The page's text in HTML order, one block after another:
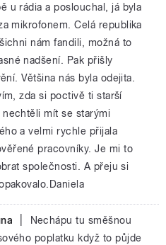
u rádia a poslouchal, já byla
mikrofonem. Celá republika
nám fandili, možná to
nadšení. Pak přišly
Většina nás byla odejita.
zda si poctivě ti starší
mít se starými
a velmi rychle přijala
pracovníky. Je mi to
společnosti. A přeju si
Nechápu tu směšnou
poplatku když to půjde